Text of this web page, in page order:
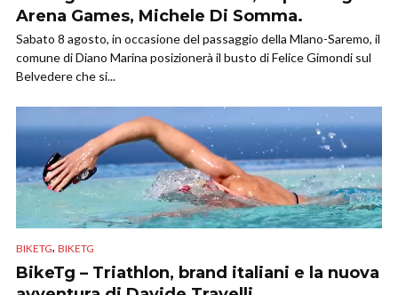
Arena Games, Michele Di Somma.
Sabato 8 agosto, in occasione del passaggio della Mlano-Saremo, il
comune di Diano Marina posizionerà il busto di Felice Gimondi sul
Belvedere che si...
BIKETG, BIKETG
BikeTg – Triathlon, brand italiani e la nuova